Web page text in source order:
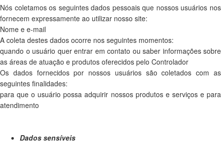
Nós coletamos os seguintes dados pessoais que nossos usuários nos
fornecem expressamente ao utilizar nosso site:
Nome e e-mail
A coleta destes dados ocorre nos seguintes momentos:
quando o usuário quer entrar em contato ou saber informações sobre
as áreas de atuação e produtos oferecidos pelo Controlador
Os dados fornecidos por nossos usuários são coletados com as
seguintes finalidades:
para que o usuário possa adquirir nossos produtos e serviços e para
atendimento
Dados sensíveis